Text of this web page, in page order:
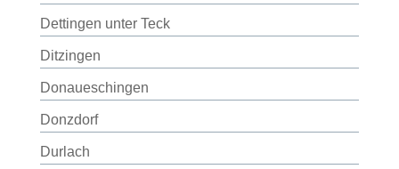
Dettingen unter Teck
Ditzingen
Donaueschingen
Donzdorf
Durlach